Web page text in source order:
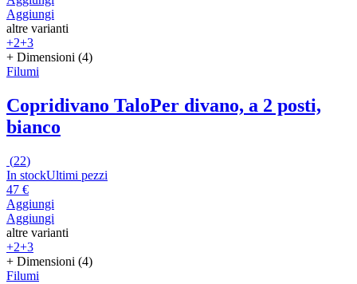
Aggiungi
altre varianti
+2+3
+ Dimensioni (4)
Filumi
Copridivano TaloPer divano, a 2 posti,
bianco
(22)
In stockUltimi pezzi
47 €
Aggiungi
Aggiungi
altre varianti
+2+3
+ Dimensioni (4)
Filumi